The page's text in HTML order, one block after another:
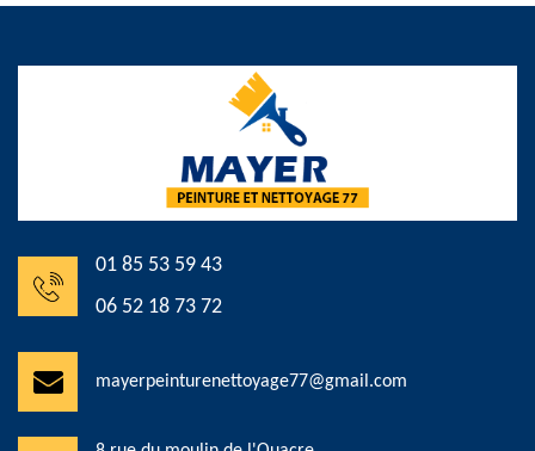
01 85 53 59 43
06 52 18 73 72
mayerpeinturenettoyage77@gmail.com